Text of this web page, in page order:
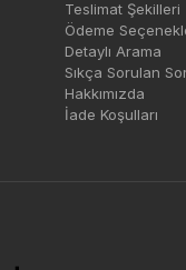
Teslimat Şekilleri
Ödeme
Detaylı Arama
Sıkça Sorulan
Hakkımızda
İade Koşulları